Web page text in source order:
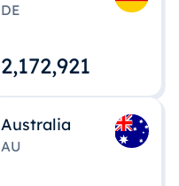
DE
2,172,922
Australia
AU